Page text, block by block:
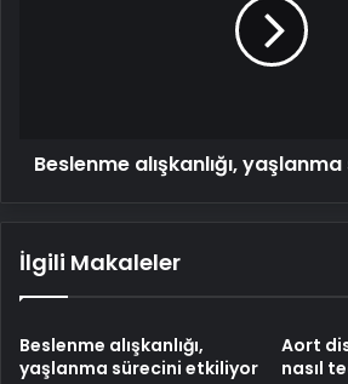
Beslenme alışkanlığı,
İlgili Makaleler
Beslenme alışkanlığı,
yaşlanma sürecini etkiliyor
Aort
nasıl